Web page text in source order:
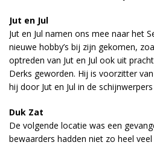
Jut en Jul
Jut en Jul namen ons mee naar het
nieuwe hobby’s bij zijn gekomen,
optreden van Jut en Jul ook uit
Derks geworden. Hij is voorzitter
hij door Jut en Jul in de
Duk Zat
De volgende locatie was een
bewaarders hadden niet zo heel